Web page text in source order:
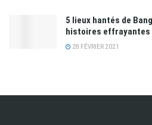
5 lieux hantés de
histoires effrayantes
28 FÉVRIER 2021